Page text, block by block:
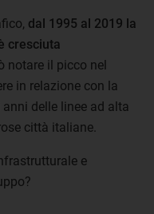
dal 1995 al 2019 la
cresciuta
notare il picco nel
in relazione con la
delle linee ad alta
città italiane.
e